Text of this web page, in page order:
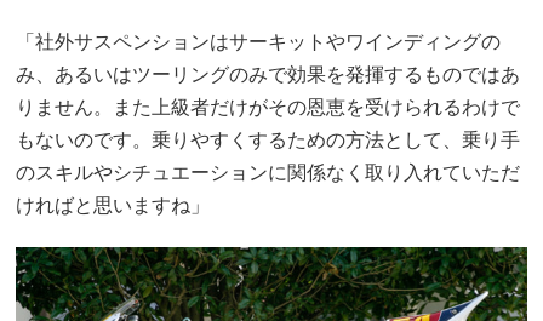
「社外サスペンションはサーキットやワインディングの
み、あるいはツーリングのみで効果を発揮するものではあ
りません。また上級者だけがその恩恵を受けられるわけで
もないのです。乗りやすくするための方法として、乗り手
のスキルやシチュエーションに関係なく取り入れていただ
ければと思いますね」